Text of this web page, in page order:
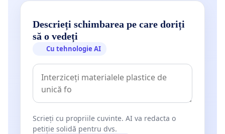
Descrieți schimbarea pe care doriți
să o vedeți
Cu tehnologie AI
Scrieți cu propriile cuvinte. AI va redacta o
petiție solidă pentru dvs.